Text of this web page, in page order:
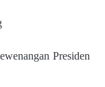
Presiden